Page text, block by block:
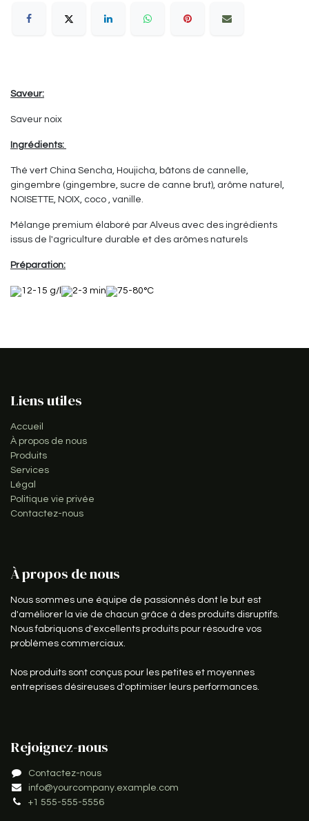
Saveur:
Saveur noix
Ingrédients:
Thé vert China Sencha, Houjicha, bâtons de cannelle,
gingembre (gingembre, sucre de canne brut), arôme naturel,
NOISETTE, NOIX, coco , vanille.
Mélange premium élaboré par Alveus avec des ingrédients
issus de l'agriculture durable et des arômes naturels
Préparation:
12-15 g/l 2-3 min 75-80°C
Liens utiles
Accueil
À propos de nous
Produits
Services
Légal
Politique vie privée
Contactez-nous
À propos de nous
Nous sommes une équipe de passionnés dont le but est
d'améliorer la vie de chacun grâce à des produits disruptifs.
Nous fabriquons d'excellents produits pour résoudre vos
problèmes commerciaux.
Nos produits sont conçus pour les petites et moyennes
entreprises désireuses d'optimiser leurs performances.
Rejoignez-nous
Contactez-nous
info@yourcompany.example.com
+1 555-555-5556